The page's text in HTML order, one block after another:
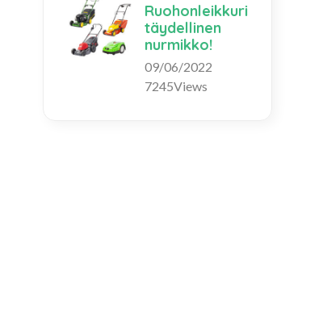
Ruohonleikkuri
täydellinen
nurmikko!
09/06/2022
7245Views